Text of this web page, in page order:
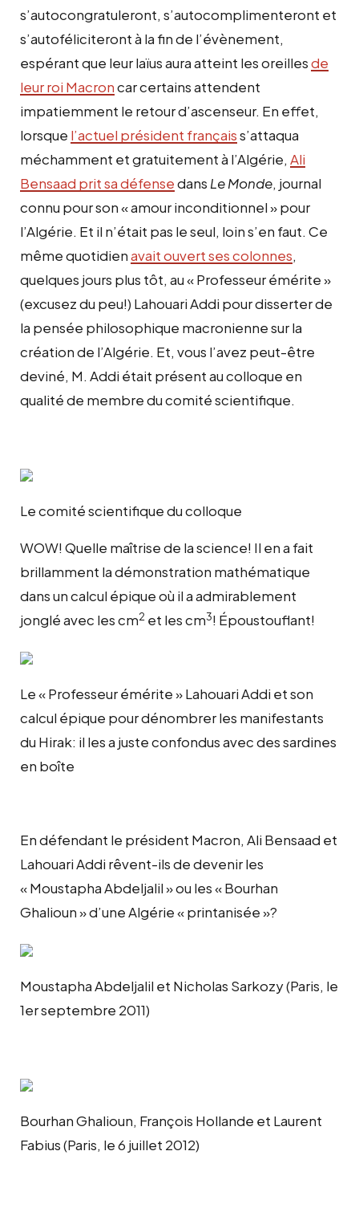
s’autocongratuleront, s’autocomplimenteront et
s’autoféliciteront à la fin de l’évènement,
espérant que leur laïus aura atteint les oreillesde
leur roi Macroncar certains attendent
impatiemment le retour d’ascenseur. En effet,
lorsque l’actuel président françaiss’attaqua
méchamment et gratuitement à l’Algérie, Ali
Bensaad prit sa défensedans Le Monde, journal
connu pour son « amour inconditionnel » pour
l’Algérie. Et il n’était pas le seul, loin s’en faut. Ce
même quotidienavait ouvert ses colonnes,
quelques jours plus tôt, au « Professeur émérite »
(excusez du peu!) Lahouari Addi pour disserter de
la pensée philosophique macronienne sur la
création de l’Algérie. Et, vous l’avez peut-être
deviné, M. Addi était présent au colloque en
qualité de membre du comité scientifique.
Le comité scientifique du colloque
WOW! Quelle maîtrise de la science! Il en a fait
brillamment la démonstration mathématique
dans un calcul épique où il a admirablement
jonglé avec les cm2 et les cm3! Époustouflant!
Le « Professeur émérite » Lahouari Addi et son
calcul épique pour dénombrer les manifestants
du Hirak: il les a juste confondus avec des sardines
en boîte
En défendant le président Macron, Ali Bensaad et
Lahouari Addi rêvent-ils de devenir les
« Moustapha Abdeljalil » ou les « Bourhan
Ghalioun » d’une Algérie « printanisée »?
Moustapha Abdeljalil et Nicholas Sarkozy (Paris, le
1er septembre 2011)
Bourhan Ghalioun, François Hollande et Laurent
Fabius (Paris, le 6 juillet 2012)